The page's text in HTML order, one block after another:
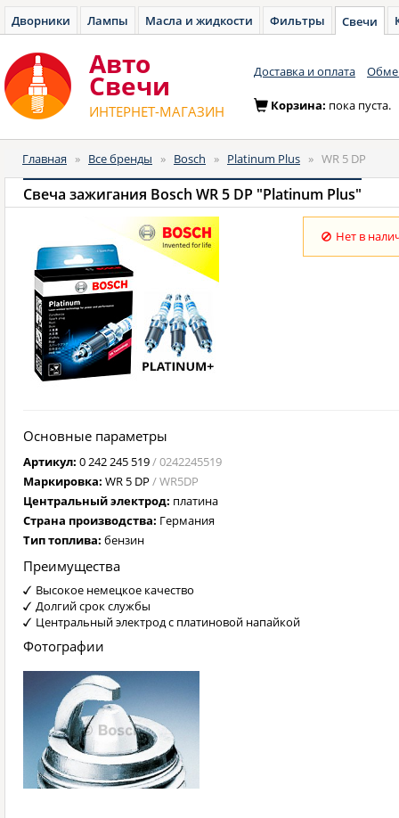
Дворники Лампы Масла и жидкости Фильтры Свечи
Авто
Cвечи
ИНТЕРНЕТ-МАГАЗИН
Доставка и оплата
Корзина: пока пуста.
Главная » Все бренды » Bosch » Platinum Plus » WR 5 DP
Свеча зажигания Bosch WR 5 DP "Platinum Plus"
Нет в
Основные параметры
Артикул: 0 242 245 519/ 0242245519
Маркировка: WR 5 DP / WR5DP
Центральный электрод: платина
Страна производства: Германия
Тип топлива: бензин
Преимущества
Высокое немецкое качество
Долгий срок службы
Центральный электрод с платиновой напайкой
Фотографии